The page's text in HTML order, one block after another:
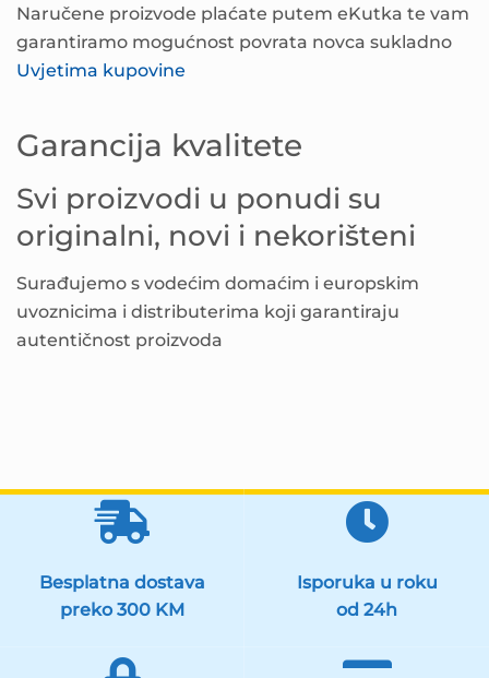
Naručene proizvode plaćate putem eKutka te vam
garantiramo mogućnost povrata novca sukladno
Uvjetima kupovine
Garancija kvalitete
Svi proizvodi u ponudi su
originalni, novi i nekorišteni
Surađujemo s vodećim domaćim i europskim
uvoznicima i distributerima koji garantiraju
autentičnost proizvoda
Besplatna dostava
preko 300 KM
Isporuka u roku
od 24h